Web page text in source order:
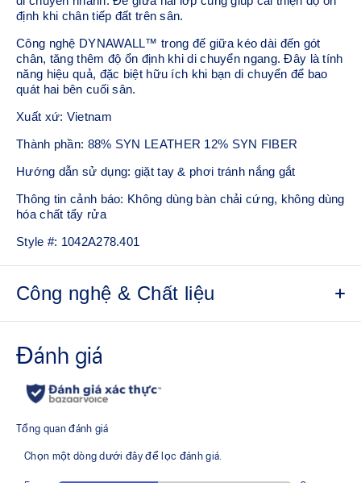
định khi chân tiếp đất trên sân.
Công nghệ DYNAWALL™ trong đế giữa kéo dài đến gót
chân, tăng thêm độ ổn định khi di chuyển ngang. Đây là tính
năng hiệu quả, đặc biệt hữu ích khi bạn di chuyển để bao
quát hai bên cuối sân.
Xuất xứ: Vietnam
Thành phần: 88% SYN LEATHER 12% SYN FIBER
Hướng dẫn sử dụng: giặt tay & phơi tránh nắng gắt
Thông tin cảnh báo: Không dùng bàn chải cứng, không dùng
hóa chất tẩy rửa
Style #: 1042A278.401
Công nghệ & Chất liệu
Giúp cải tiến độ bền trong khu vực bên trong mũi giày
Công nghệ DYNAWALL™
Giúp cải tiến độ ổn định
Giúp tạo ra một sự vừa vặn ổn định trong các chuyển động
năng động